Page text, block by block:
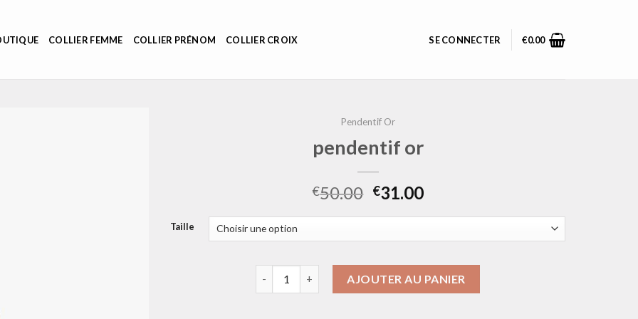
COLLIER FEMME COLLIER PRÉNOM COLLIER CROIX SE CONNECTER €0.00
Pendentif Or
pendentif or
€50.00 €31.00
Taille
AJOUTER AU PANIER